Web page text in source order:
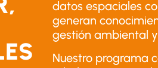
datos espaciales
generan
gestión ambiental
Nuestro programa